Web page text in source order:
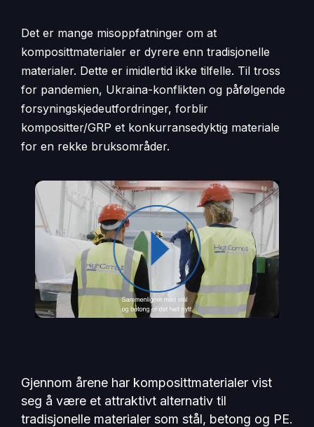
Det er mange misoppfatninger om at
komposittmaterialer er dyrere enn tradisjonelle
materialer. Dette er imidlertid ikke tilfelle. Til tross
for pandemien, Ukraina-konflikten og påfølgende
forsyningskjedeutfordringer, forblir
kompositter/GRP et konkurransedyktig materiale
for en rekke bruksområder.
Gjennom årene har komposittmaterialer vist
seg å være et attraktivt alternativ til
tradisjonelle materialer som stål, betong og PE.